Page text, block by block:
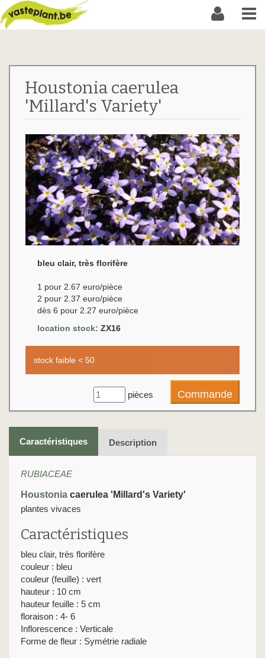
Houstonia caerulea
'Millard's Variety'
bleu clair, très florifère
1 pour 2.67 euro/pièce
2 pour 2.37 euro/pièce
dès 6 pour 2.27 euro/pièce
location stock: ZX16
stock faible < 50
pièces
Caractéristiques Description
RUBIACEAE
Houstonia caerulea 'Millard's Variety'
plantes vivaces
Caractéristiques
bleu clair, très florifère
couleur : bleu
couleur (feuille) : vert
hauteur : 10 cm
hauteur feuille : 5 cm
floraison : 4- 6
Inflorescence : Verticale
Forme de fleur : Symétrie radiale